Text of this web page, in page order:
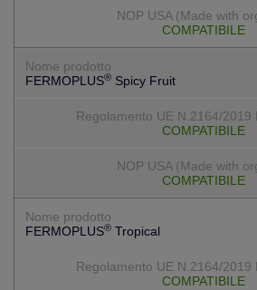
COMPATIBILE
FERMOPLUS®Spicy Fruit
COMPATIBILE
COMPATIBILE
FERMOPLUS®Tropical
COMPATIBILE